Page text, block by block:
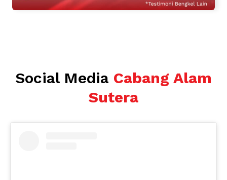
Social Media Cabang Alam
Sutera